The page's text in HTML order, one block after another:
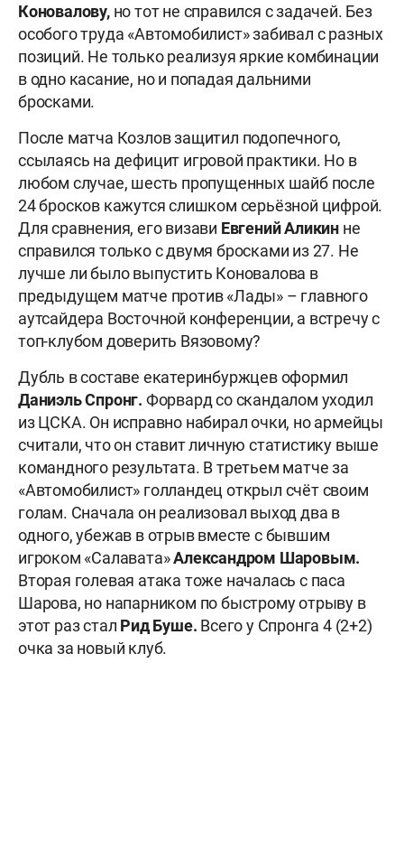
Коновалову, но тот не справился с задачей. Без
особого труда «Автомобилист» забивал с разных
позиций. Не только реализуя яркие комбинации
в одно касание, но и попадая дальними
бросками.
После матча Козлов защитил подопечного,
ссылаясь на дефицит игровой практики. Но в
любом случае, шесть пропущенных шайб после
24 бросков кажутся слишком серьёзной цифрой.
Для сравнения, его визави Евгений Аликин не
справился только с двумя бросками из 27. Не
лучше ли было выпустить Коновалова в
предыдущем матче против «Лады» – главного
аутсайдера Восточной конференции, а встречу с
топ-клубом доверить Вязовому?
Дубль в составе екатеринбуржцев оформил
Даниэль Спронг. Форвард со скандалом уходил
из ЦСКА. Он исправно набирал очки, но армейцы
считали, что он ставит личную статистику выше
командного результата. В третьем матче за
«Автомобилист» голландец открыл счёт своим
голам. Сначала он реализовал выход два в
одного, убежав в отрыв вместе с бывшим
игроком «Салавата»Александром Шаровым.
Вторая голевая атака тоже началась с паса
Шарова, но напарником по быстрому отрыву в
этот раз стал Рид Буше. Всего у Спронга 4 (2+2)
очка за новый клуб.